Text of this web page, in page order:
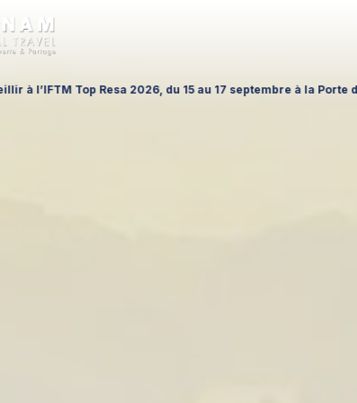
de Versailles (Hall 1 – Stand A026), pour échanger